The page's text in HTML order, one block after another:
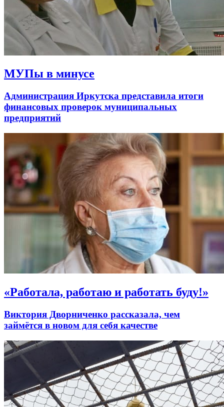
МУПы в минусе
Администрация Иркутска представила итоги
финансовых проверок муниципальных
предприятий
«Работала, работаю и работать буду!»
Виктория Дворниченко рассказала, чем
займётся в новом для себя качестве